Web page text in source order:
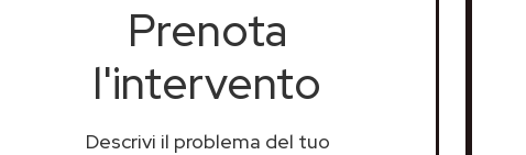
Prenota
l'intervento
Descrivi il problema del tuo